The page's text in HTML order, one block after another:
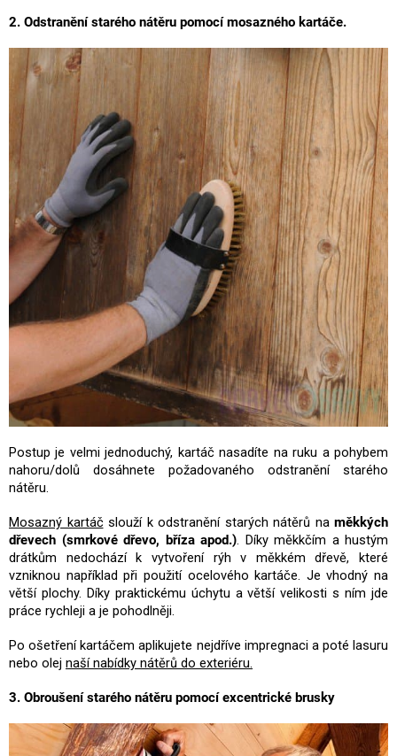
2. Odstranění starého nátěru pomocí mosazného kartáče.
Postup je velmi jednoduchý, kartáč nasadíte na ruku a pohybem
nahoru/dolů dosáhnete požadovaného odstranění starého
nátěru.
Mosazný kartáčslouží k odstranění starých nátěrů na měkkých
dřevech (smrkové dřevo, bříza apod.). Díky měkkčím a hustým
drátkům nedochází k vytvoření rýh v měkkém dřevě, které
vzniknou například při použití ocelového kartáče. Je vhodný na
větší plochy. Díky praktickému úchytu a větší velikosti s ním jde
práce rychleji a je pohodlněji.
Po ošetření kartáčem aplikujete nejdříve impregnaci a poté lasuru
nebo olej naší nabídky nátěrů do exteriéru.
3. Obroušení starého nátěru pomocí excentrické brusky